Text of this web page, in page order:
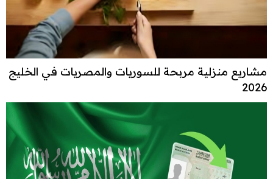
مشاريع منزلية مربحة للسوريات والمصريات في الخليج
2026